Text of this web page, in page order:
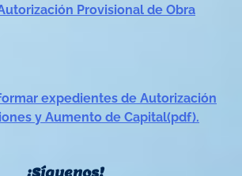
Provisional de Obra
expedientes de Autorización
y Aumento de Capital(pdf).